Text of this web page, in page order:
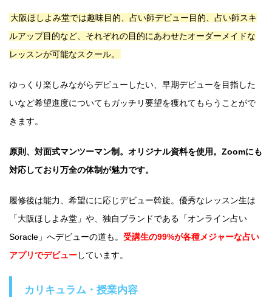
大阪ほしよみ堂では趣味目的、占い師デビュー目的、占い師スキ
ルアップ目的など、それぞれの目的にあわせたオーダーメイドな
レッスンが可能なスクール。
ゆっくり楽しみながらデビューしたい、早期デビューを目指した
いなど希望進度についてもガッチリ要望を獲れてもらうことがで
きます。
原則、対面式マンツーマン制。オリジナル資料を使用。Zoomにも
対応しており万全の体制が魅力です。
履修後は能力、希望にに応じデビュー斡旋。優秀なレッスン生は
「大阪ほしよみ堂」や、独自ブランドである「オンライン占い
Soracle」へデビューの道も。 受講生の99%が各種メジャーな占い
アプリでデビューしています。
カリキュラム・授業内容